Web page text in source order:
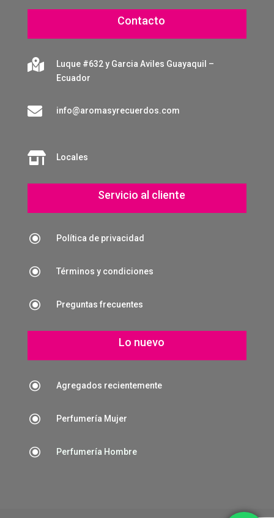
Contacto

Luque #632 y Garcia Aviles Guayaquil –
Ecuador
 info@aromasyrecuerdos.com
 Locales
Servicio al cliente
\ Política de privacidad
\ Términos y condiciones
\ Preguntas frecuentes
Lo nuevo
\ Agregados recientemente
\ Perfumería Mujer
\ Perfumería Hombre